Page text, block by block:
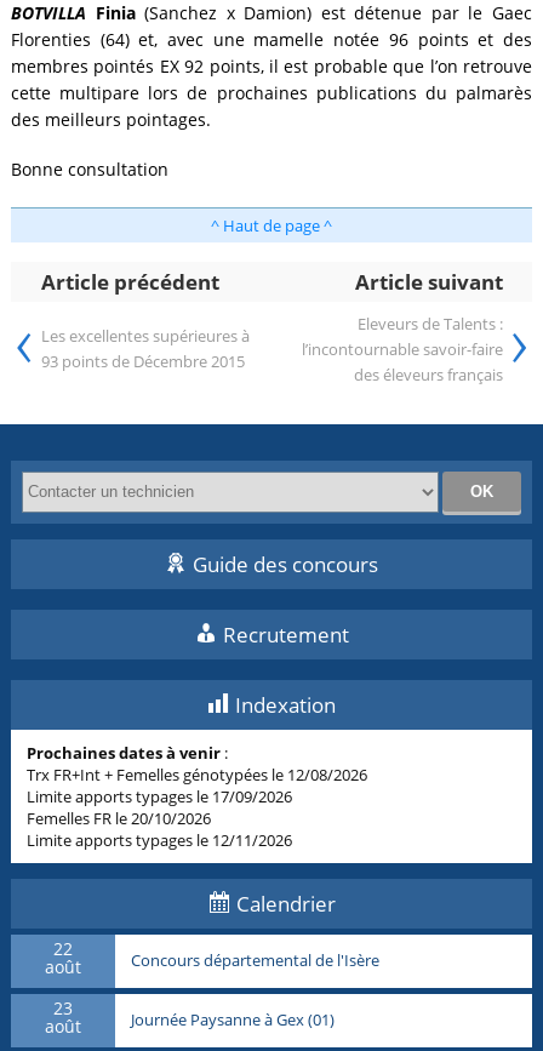
BOTVILLA Finia(Sanchez x Damion) est détenue par le Gaec
Florenties (64) et, avec une mamelle notée 96 points et des
membres pointés EX 92 points, il est probable que l’on retrouve
cette multipare lors de prochaines publications du palmarès
des meilleurs pointages.
Bonne consultation
^ Haut de page ^
Article précédent Article suivant
‹ Les excellentes supérieures à
93 points de Décembre 2015
Eleveurs de Talents :
l’incontournable savoir-faire
des éleveurs français ›
Guide des concours
Recrutement
Indexation
Prochaines dates à venir :
Trx FR+Int + Femelles génotypées le 12/08/2026
Limite apports typages le 17/09/2026
Femelles FR le 20/10/2026
Limite apports typages le 12/11/2026
Calendrier
22
août Concours départemental de l'Isère
23
août Journée Paysanne à Gex (01)